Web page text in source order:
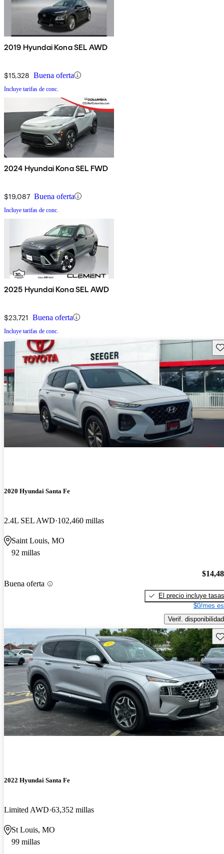
2019 Hyundai Kona SEL AWD
$15,328 Buena oferta
Incluye tarifas de conc.
2024 Hyundai Kona SEL FWD
$19,087 Buena oferta
Incluye tarifas de conc.
2025 Hyundai Kona SEL AWD
$23,721 Buena oferta
Incluye tarifas de conc.
2020 Hyundai Santa Fe
2.4L SEL AWD 102,460 millas
Saint Louis, MO
92 millas
Buena oferta
El precio incluye tasas
$0/mes
Verif. disponibilidad
2022 Hyundai Santa Fe
Limited AWD 63,352 millas
St Louis, MO
99 millas